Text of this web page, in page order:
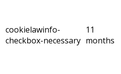
cookielawinfo-
checkbox-necessary
11
months